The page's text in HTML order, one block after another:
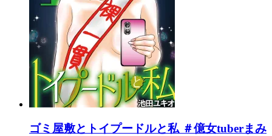
ゴミ屋敷とトイプードルと私 ＃億女tuberまみ